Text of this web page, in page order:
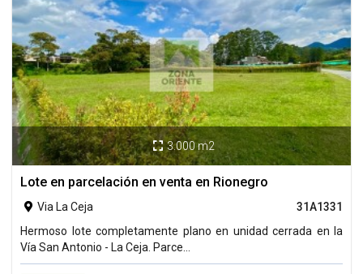
 3.000 m2
Lote en parcelación en venta en Rionegro
 Via La Ceja
31A1331
Hermoso lote completamente plano en unidad cerrada en la
Vía San Antonio - La Ceja. Parce...